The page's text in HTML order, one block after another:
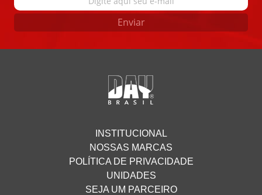
Enviar
INSTITUCIONAL
NOSSAS MARCAS
POLÍTICA DE PRIVACIDADE
UNIDADES
SEJA UM PARCEIRO